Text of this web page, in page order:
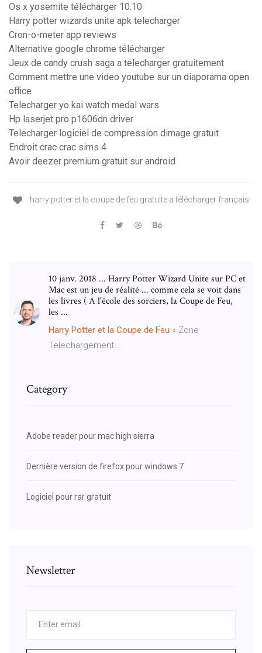
Os x yosemite télécharger 10.10
Harry potter wizards unite apk telecharger
Cron-o-meter app reviews
Alternative google chrome télécharger
Jeux de candy crush saga a telecharger gratuitement
Comment mettre une video youtube sur un diaporama open
office
Telecharger yo kai watch medal wars
Hp laserjet pro p1606dn driver
Telecharger logiciel de compression dimage gratuit
Endroit crac crac sims 4
Avoir deezer premium gratuit sur android
harry potter et la coupe de feu gratuite a télécharger français
10 janv. 2018 ... Harry Potter Wizard Unite sur PC et
Mac est un jeu de réalité ... comme cela se voit dans
les livres ( A l'école des sorciers, la Coupe de Feu,
les ...
Harry Potter et la Coupe de Feu » Zone
Telechargement…
Category
Adobe reader pour mac high sierra
Dernière version de firefox pour windows 7
Logiciel pour rar gratuit
Newsletter